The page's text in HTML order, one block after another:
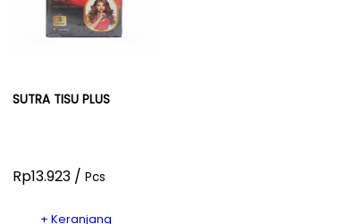
SUTRA TISU PLUS
Rp13.923 / Pcs
+ Keranjang